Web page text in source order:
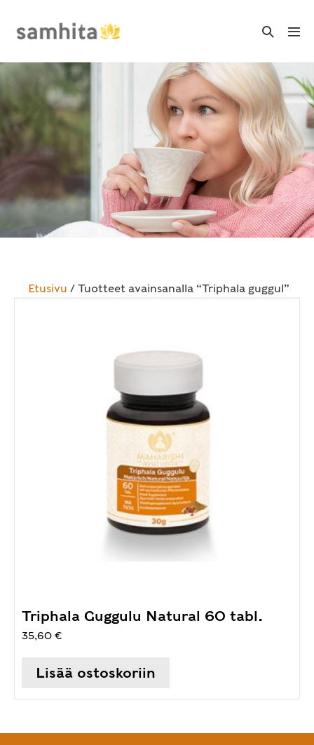
Search
Etusivu / Tuotteet avainsanalla “Triphala guggul”
Triphala Guggulu Natural 60 tabl.
35,60 €
Lisää ostoskoriin